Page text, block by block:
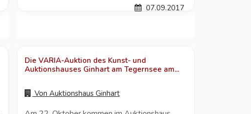
07.09.2017
Die VARIA-Auktion des Kunst- und
Auktionshauses Ginhart am Tegernsee am...
Von Auktionshaus Ginhart